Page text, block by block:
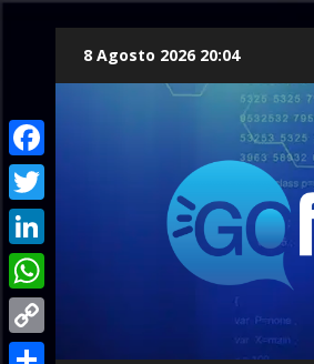
8 Agosto 2026 20:04
Facebook
Twitter
LinkedIn
WhatsApp
Copy